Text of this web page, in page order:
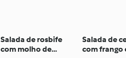
Salada de rosbife
com molho de
Salada de
com frango